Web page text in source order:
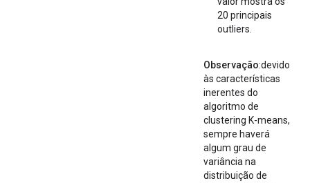
20 principais
outliers.
Observação:devido
às características
inerentes do
algoritmo de
clustering K-means,
sempre haverá
algum grau de
variância na
distribuição de